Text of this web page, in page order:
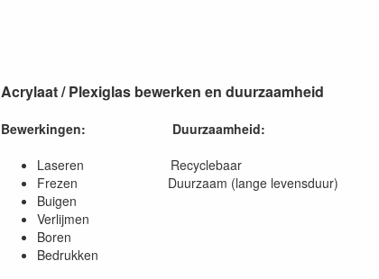
Acrylaat / Plexiglas bewerken en duurzaamheid
Bewerkingen:
Duurzaamheid:
Laseren Recyclebaar
Frezen Duurzaam (lange levensduur)
Buigen
Verlijmen
Boren
Bedrukken